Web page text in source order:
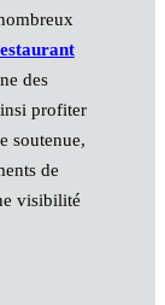
des
profiter
soutenue,
de
visibilité